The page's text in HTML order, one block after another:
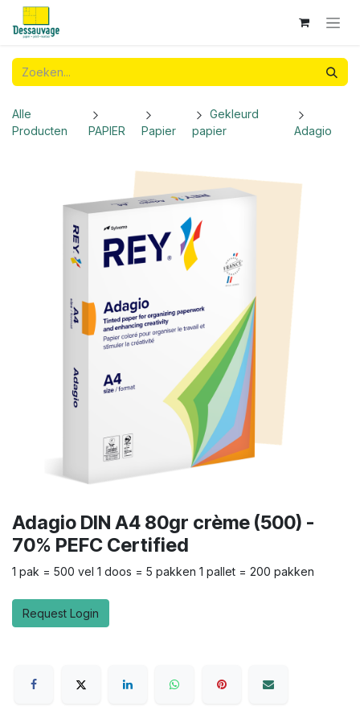
Overslaan naar inhoud
Alle
Producten
PAPIER Papier
Gekleurd
papier
Adagio
Adagio DIN A4 80gr crème (500) -
70% PEFC Certified
1 pak = 500 vel 1 doos = 5 pakken 1 pallet = 200 pakken
Request Login